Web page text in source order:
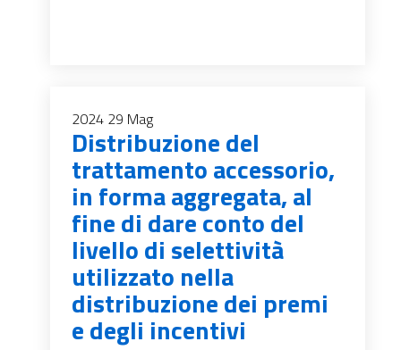
2024 29 Mag
Distribuzione del
trattamento accessorio,
in forma aggregata, al
fine di dare conto del
livello di selettività
utilizzato nella
distribuzione dei premi
e degli incentivi